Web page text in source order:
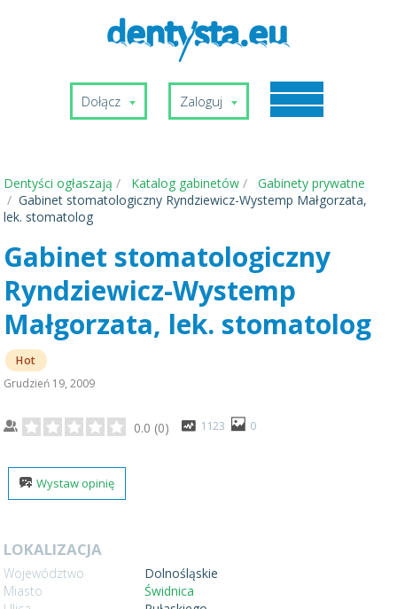
Dołącz Zaloguj
Dentyści ogłaszają Katalog gabinetów
Gabinety prywatne
Gabinet stomatologiczny Ryndziewicz-Wystemp Małgorzata,
lek. stomatolog
Gabinet stomatologiczny
Ryndziewicz-Wystemp
Małgorzata, lek. stomatolog
Hot
Grudzień 19, 2009
0.0 (0) 1123 0
Wystaw opinię
LOKALIZACJA
Województwo
Dolnośląskie
Miasto
Świdnica